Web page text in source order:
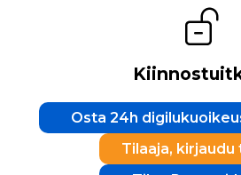
Osta 24h
Tilaaja, kirjaudu